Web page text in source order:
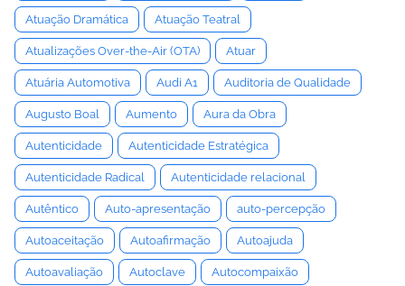
Atuação Dramática Atuação Teatral
Atualizações Over-the-Air (OTA) Atuar
Atuária Automotiva Audi A1 Auditoria de Qualidade
Augusto Boal Aumento Aura da Obra
Autenticidade Autenticidade Estratégica
Autenticidade Radical Autenticidade relacional
Autêntico Auto-apresentação auto-percepção
Autoaceitação Autoafirmação Autoajuda
Autoavaliação Autoclave Autocompaixão